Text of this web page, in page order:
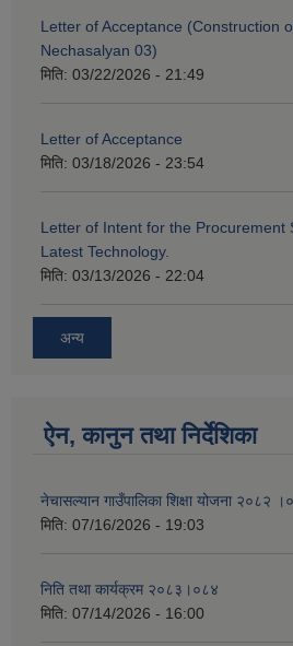
Letter of Acceptance (Construction
Nechasalyan 03)
मिति: 03/22/2026 - 21:49
Letter of Acceptance
मिति: 03/18/2026 - 23:54
Letter of Intent for the Procurement
Latest Technology.
मिति: 03/13/2026 - 22:04
अन्य
ऐन, कानुन तथा निर्देशिका
नेचासल्यान गाउँपालिका शिक्षा योजना
मिति: 07/16/2026 - 19:03
निति तथा कार्यक्रम २०८३।०८४
मिति: 07/14/2026 - 16:00